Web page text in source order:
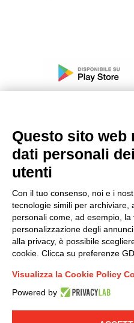
FACEBOOK
/ LINKEDIN
Modello organizzativo,
Condizioni generali
Condizioni generali di
Condizioni
Questo sito web
dati personali
utenti
Con il tuo consenso, noi e i
tecnologie simili per archiviare,
personali come, ad esempio, la
personalizzazione degli
alla privacy, è possibile
cookie. Clicca su preferenze
Visualizza la Cookie Policy
Powered by